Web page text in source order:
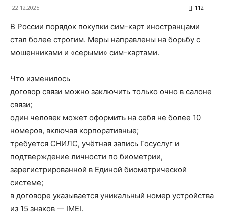
22.12.2025 112
В России порядок покупки сим-карт иностранцами
стал более строгим. Меры направлены на борьбу с
мошенниками и «серыми» сим-картами.
Что изменилось
договор связи можно заключить только очно в салоне
связи;
один человек может оформить на себя не более 10
номеров, включая корпоративные;
требуется СНИЛС, учётная запись Госуслуг и
подтверждение личности по биометрии,
зарегистрированной в Единой биометрической
системе;
в договоре указывается уникальный номер устройства
из 15 знаков — IMEI.